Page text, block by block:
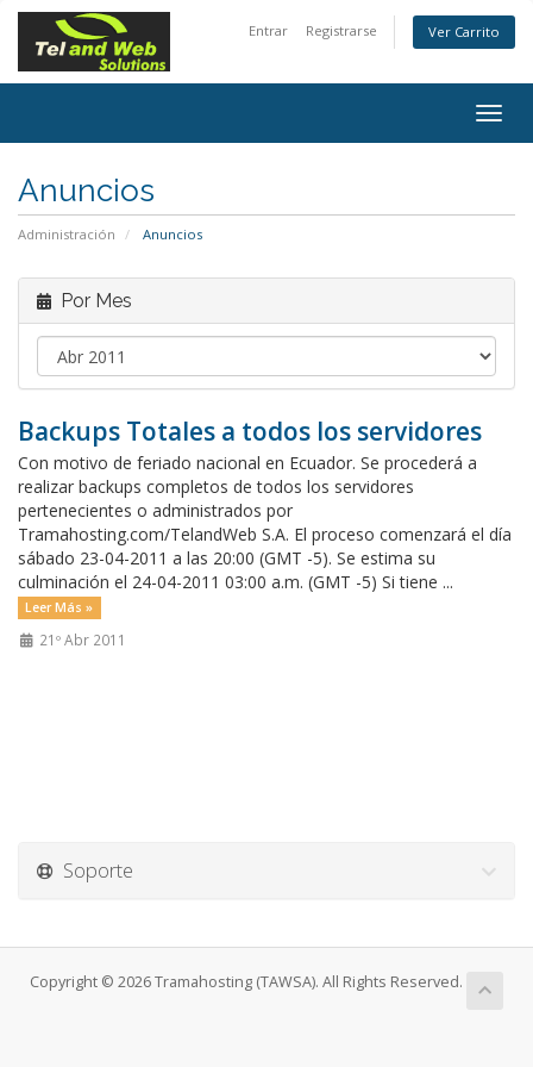
Entrar Registrarse Ver Carrito
Anuncios
Administración Anuncios
Por Mes
Backups Totales a todos los servidores
Con motivo de feriado nacional en Ecuador. Se procederá a
realizar backups completos de todos los servidores
pertenecientes o administrados por
Tramahosting.com/TelandWeb S.A. El proceso comenzará el día
sábado 23-04-2011 a las 20:00 (GMT -5). Se estima su
culminación el 24-04-2011 03:00 a.m. (GMT -5) Si tiene ...
Leer Más »
21º Abr 2011
Soporte
Copyright © 2026 Tramahosting (TAWSA). All Rights Reserved.